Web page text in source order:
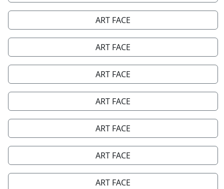
ART FACE
ART FACE
ART FACE
ART FACE
ART FACE
ART FACE
ART FACE